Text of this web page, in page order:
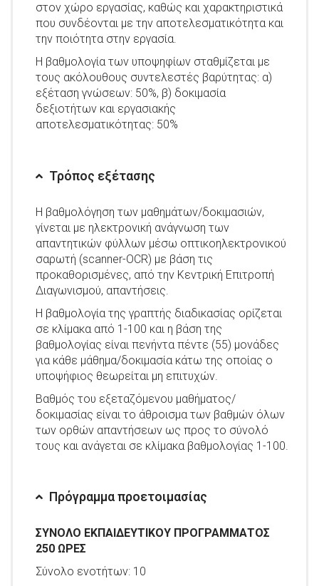
στον χώρο εργασίας, καθώς και χαρακτηριστικά
που συνδέονται με την αποτελεσματικότητα και
την ποιότητα στην εργασία.
Η βαθμολογία των υποψηφίων σταθμίζεται με
τους ακόλουθους συντελεστές βαρύτητας: α)
εξέταση γνώσεων: 50%, β) δοκιμασία
δεξιοτήτων και εργασιακής
αποτελεσματικότητας: 50%
Τρόπος εξέτασης
Η βαθμολόγηση των μαθημάτων/δοκιμασιών,
γίνεται με ηλεκτρονική ανάγνωση των
απαντητικών φύλλων μέσω οπτικοηλεκτρονικού
σαρωτή (scanner-ΟCR) με βάση τις
προκαθορισμένες, από την Κεντρική Επιτροπή
Διαγωνισμού, απαντήσεις.
Η βαθμολογία της γραπτής διαδικασίας ορίζεται
σε κλίμακα από 1-100 και η βάση της
βαθμολογίας είναι πενήντα πέντε (55) μονάδες
για κάθε μάθημα/δοκιμασία κάτω της οποίας ο
υποψήφιος θεωρείται μη επιτυχών.
Βαθμός του εξεταζόμενου μαθήματος/
δοκιμασίας είναι το άθροισμα των βαθμών όλων
των ορθών απαντήσεων ως προς το σύνολό
τους και ανάγεται σε κλίμακα βαθμολογίας 1-100.
Πρόγραμμα προετοιμασίας
ΣΥΝΟΛΟ ΕΚΠΑΙΔΕΥΤΙΚΟΥ ΠΡΟΓΡΑΜΜΑΤΟΣ
250 ΩΡΕΣ
Σύνολο ενοτήτων: 10